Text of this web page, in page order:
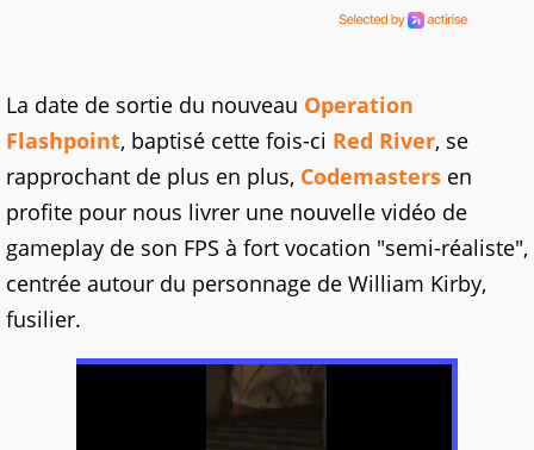
La date de sortie du nouveau Operation
Flashpoint, baptisé cette fois-ci Red River, se
rapprochant de plus en plus, Codemasters en
profite pour nous livrer une nouvelle vidéo de
gameplay de son FPS à fort vocation "semi-réaliste",
centrée autour du personnage de William Kirby,
fusilier.